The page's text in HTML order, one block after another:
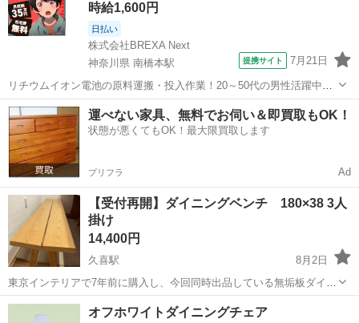
時給1,600円
日払い
株式会社BREXA Next
神奈川県 南橋本駅
提携サイト 7月21日
リチウムイオン電池の原料運搬・投入作業！20～50代の男性活躍中★
ワンルーム寮完備！赴任旅費会社負担！年間休日130日★フォークリフ
ト免許お持ちの方、活躍中！就業先食堂利用可★《神奈川県相模原
市》 人気の工場のお仕事 ◇電...
神奈川 相模原市 南橋本駅 その他
運べない家具、無料でお伺い＆即買取もOK！
状態が悪くてもOK！最大限買取します
プリフラ Ad
【受付再開】ダイニングベンチ 180×38 3人
掛け
14,400円
久喜駅
8月2日
東京インテリアで7年前に購入し、今回同時出品している無垢板ダイニ
ングテーブルから4人掛けのテーブル、チェアへの変更を検討している
ため出品しました。 2枚目写真に緑のクーピーのような汚れがありま
埼玉 久喜市 椅子 クーピー
オフホワイトダイニングチェア